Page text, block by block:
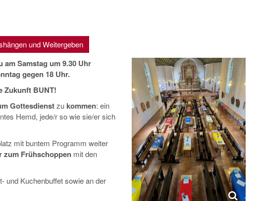
und Weitergeben
am Samstag um 9.30 Uhr
gegen 18 Uhr.
Zukunft BUNT!
Gottesdienstzu kommen: ein
Hemd, jede/r so wie sie/er sich
mit buntem Programm weiter
zum Frühschoppen mit den
und Kuchenbuffet sowie an der